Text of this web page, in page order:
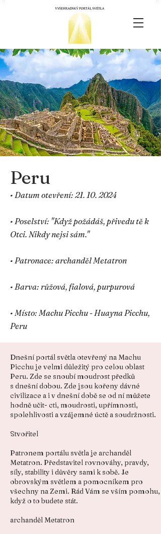
Peru
• Datum otevření: 21. 10. 2024
• Poselství: "Když požádáš, přivedu tě k
Otci. Nikdy nejsi sám."
• Patronace: archanděl Metatron
• Barva: růžová, fialová, purpurová
• Místo: Machu Picchu - Huayna Picchu,
Peru
Dnešní portál světla otevřený na Machu
Picchu je velmi důležitý pro celou oblast
Peru. Zde se snoubí moudrost předků
s dnešní dobou. Zde jsou kořeny dávné
civilizace a i v dnešní době se od ní můžete
hodně učit- cti, moudrosti, upřímnosti,
spolehlivosti a vzájemné úctě a soudržnosti.
Stvořitel
Patronem portálu světla je archanděl
Metatron. Představitel rovnováhy, pravdy,
síly, stability i důvěry sami k sobě. Je
obrovským světlem a pomocníkem pro
všechny na Zemi. Rád Vám se vším pomohu,
když o to budete stát.
archanděl Metatron